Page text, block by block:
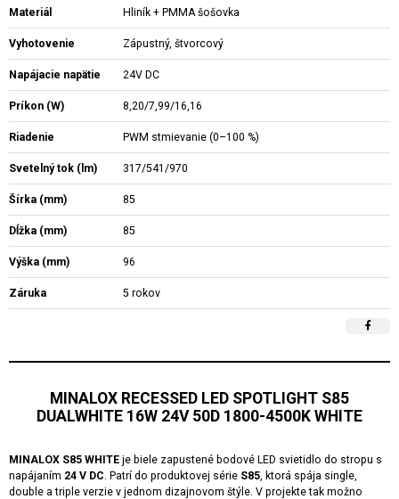
Materiál Hliník + PMMA šošovka
Vyhotovenie Zápustný, štvorcový
Napájacie napätie 24V DC
Príkon (W) 8,20/7,99/16,16
Riadenie PWM stmievanie (0–100 %)
Svetelný tok (lm) 317/541/970
Šírka (mm) 85
Dĺžka (mm) 85
Výška (mm) 96
Záruka 5 rokov
MINALOX RECESSED LED SPOTLIGHT S85
DUALWHITE 16W 24V 50D 1800-4500K WHITE
MINALOX S85 WHITE je biele zapustené bodové LED svietidlo do stropu s
napájaním 24 V DC . Patrí do produktovej série S85 , ktorá spája single,
double a triple verzie v jednom dizajnovom štýle. V projekte tak možno